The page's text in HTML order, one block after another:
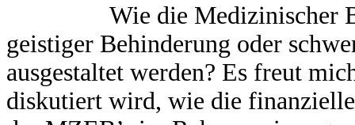
Wie die Medizinischer
geistiger Behinderung oder
ausgestaltet werden? Es freut
diskutiert wird, wie die